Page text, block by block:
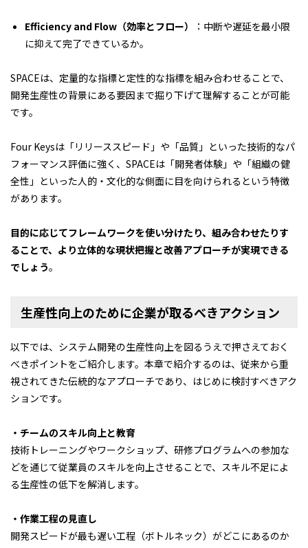
Efficiency and Flow （効率とフロー）
：中断や遅延を最小限
に抑えて完了できているか。
SPACEは、定量的な指標と定性的な指標を組み合わせることで、
開発生産性の背景にある要因まで掘り下げて理解することが可能
です。
Four Keysは「リリーススピード」や「品質」といった技術的なパ
フォーマンス評価に強く、SPACEは「開発者体験」や「組織の健
全性」といった人的・文化的な側面に目を向けられるという特徴
があります。
目的に応じてフレームワークを使い分けたり、組み合わせたりす
ることで、より立体的な現状把握と改善アプローチが実現できる
でしょう。
生産性向上のために企業が取るべきアクション
以下では、システム開発の生産性向上を図るうえで押さえておく
べきポイントをご紹介します。本章で紹介するのは、従来から重
視されてきた伝統的なアプローチであり、はじめに検討すべきアク
ションです。
・チームのスキル向上と教育
技術トレーニングやワークショップ、研修プログラムへの参加な
どを通じて従業員のスキルを向上させることで、スキル不足によ
る生産性の低下を解消します。
・作業工程の見直し
開発スピードが最も遅い工程（ボトルネック）がどこにあるのか